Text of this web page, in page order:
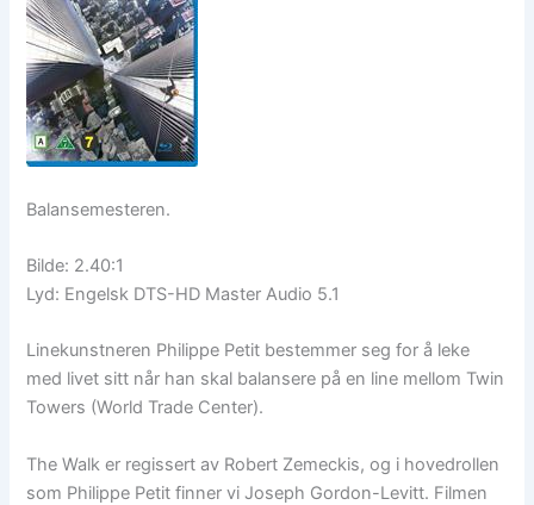
Balansemesteren.
Bilde: 2.40:1
Lyd: Engelsk DTS-HD Master Audio 5.1
Linekunstneren Philippe Petit bestemmer seg for å leke
med livet sitt når han skal balansere på en line mellom Twin
Towers (World Trade Center).
The Walk er regissert av Robert Zemeckis, og i hovedrollen
som Philippe Petit finner vi Joseph Gordon-Levitt. Filmen